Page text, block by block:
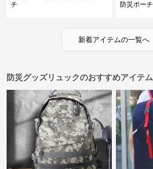
チ
防災ポーチ
新着アイテムの一覧へ
防災グッズリュックのおすすめアイテム